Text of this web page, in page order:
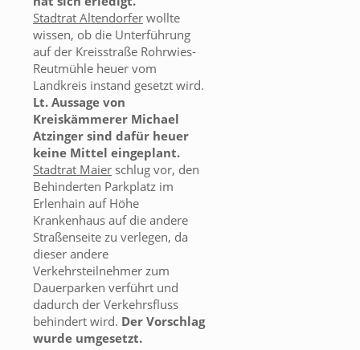
Stadtrat Altendorfer wollte
wissen, ob die Unterführung
auf der Kreisstraße Rohrwies-
Reutmühle heuer vom
Landkreis instand gesetzt wird.
Lt. Aussage von
Kreiskämmerer Michael
Atzinger sind dafür heuer
keine Mittel eingeplant.
Stadtrat Maier schlug vor, den
Behinderten Parkplatz im
Erlenhain auf Höhe
Krankenhaus auf die andere
Straßenseite zu verlegen, da
dieser andere
Verkehrsteilnehmer zum
Dauerparken verführt und
dadurch der Verkehrsfluss
behindert wird. Der Vorschlag
wurde umgesetzt.